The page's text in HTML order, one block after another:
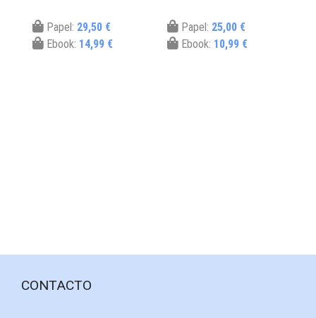
Papel: 29,50 €
Ebook: 14,99 €
Papel: 25,00 €
Ebook: 10,99 €
CONTACTO